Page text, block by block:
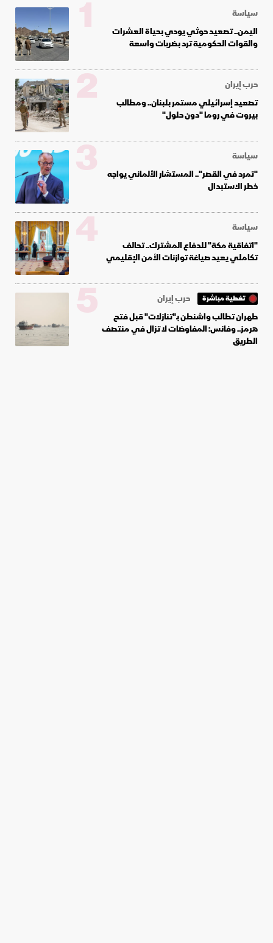
سياسة
اليمن.. تصعيد حوثي يودي بحياة العشرات
والقوات الحكومية ترد بضربات واسعة
1
حرب إيران
تصعيد إسرائيلي مستمر بلبنان.. ومطالب
بيروت في روما "دون حلول"
2
سياسة
"تمرد في القصر".. المستشار الألماني يواجه
خطر الاستبدال
3
سياسة
"اتفاقية مكة" للدفاع المشترك.. تحالف
تكاملي يعيد صياغة توازنات الأمن الإقليمي 4
تغطية مباشرة
حرب إيران
طهران تطالب واشنطن بـ"تنازلات" قبل فتح
هرمز.. وفانس: المفاوضات لا تزال في منتصف
الطريق
5